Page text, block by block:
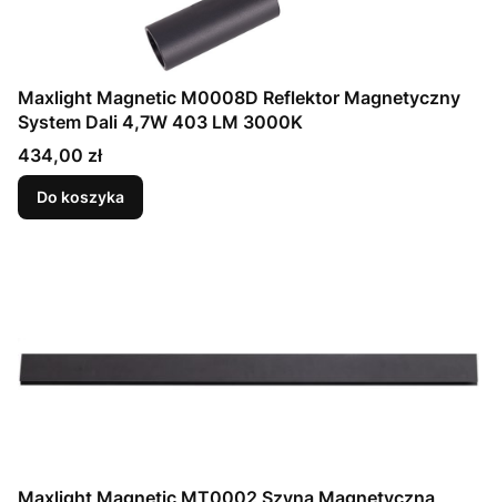
Maxlight Magnetic M0008D Reflektor Magnetyczny
System Dali 4,7W 403 LM 3000K
Cena
434,00 zł
Do koszyka
Maxlight Magnetic MT0002 Szyna Magnetyczna